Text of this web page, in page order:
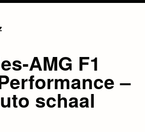
AMG F1
–
schaal